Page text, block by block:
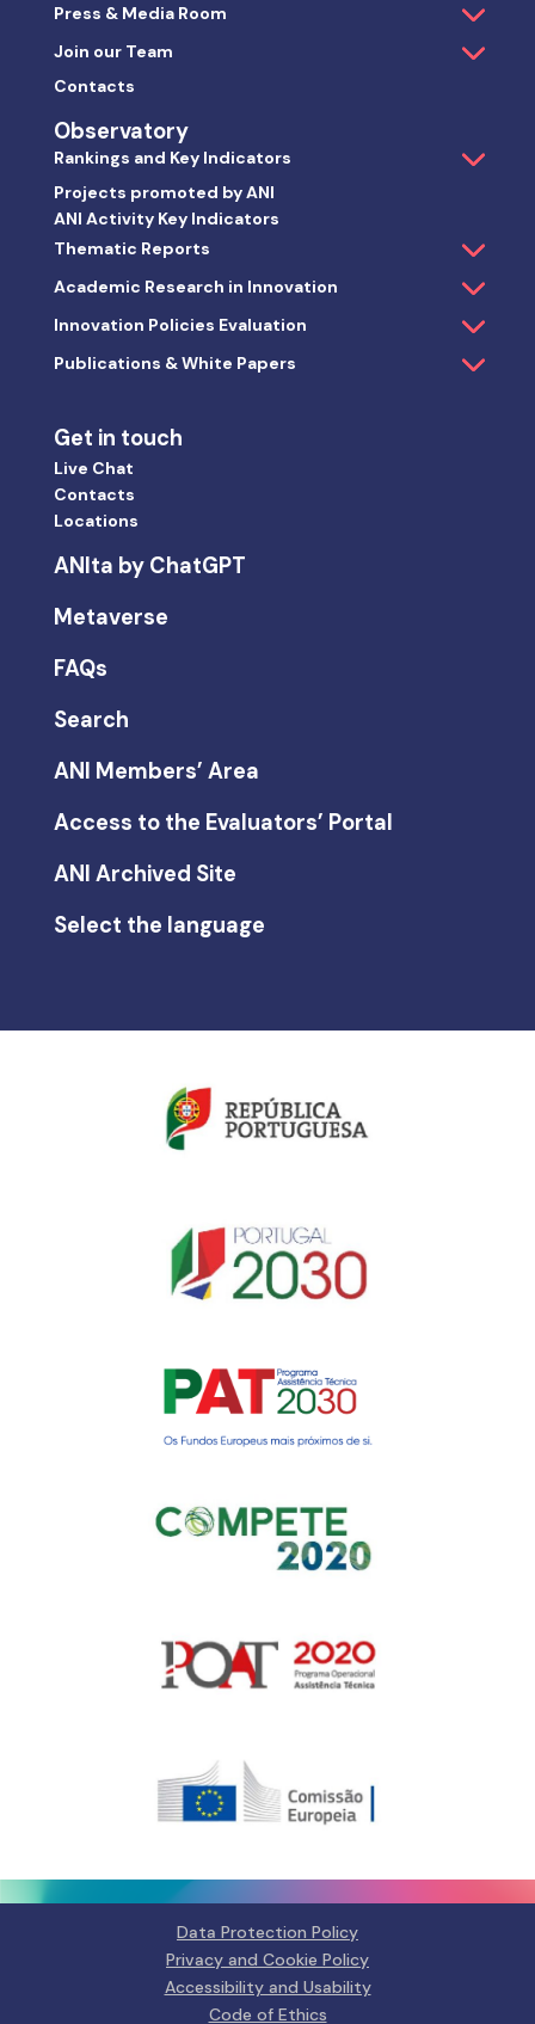
Cookies
Para fornecer as melhores experiências, usamos tecnologias como
comportamento de navegação ou IDs exclusivos neste site. Não consentir
ou retirar o consentimento pode afetar negativamante certos recursos e
Press & Media Room
Join our Team
Contacts
Observatory
Rankings and Key Indicators
Projects promoted by ANI
ANI Activity Key Indicators
Thematic Reports
Academic Research in Innovation
Innovation Policies Evaluation
Publications & White Papers
Get in touch
Live Chat
Contacts
Locations
ANIta by ChatGPT
Metaverse
FAQs
Search
ANI Members’ Area
Access to the Evaluators’ Portal
ANI Archived Site
Select the language
Data Protection Policy
Privacy and Cookie Policy
Accessibility and Usability
Code of Ethics